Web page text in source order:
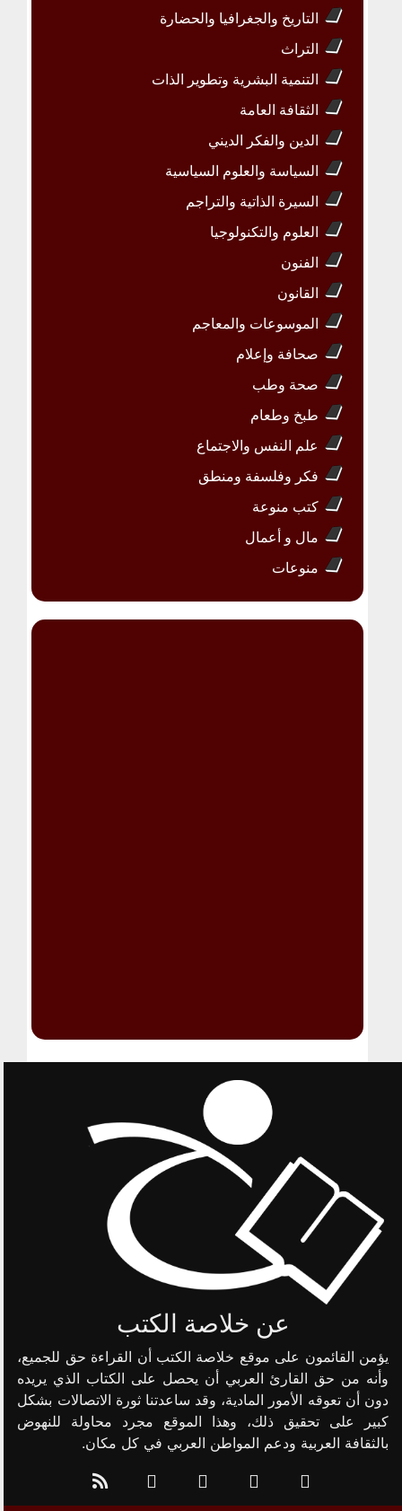
التاريخ والجغرافيا والحضارة
التراث
التنمية البشرية وتطوير الذات
الثقافة العامة
الدين والفكر الديني
السياسة والعلوم السياسية
السيرة الذاتية والتراجم
العلوم والتكنولوجيا
الفنون
القانون
الموسوعات والمعاجم
صحافة وإعلام
صحة وطب
طبخ وطعام
علم النفس والاجتماع
فكر وفلسفة ومنطق
كتب منوعة
مال و أعمال
منوعات
عن خلاصة الكتب
يؤمن القائمون على موقع خلاصة الكتب أن القراءة حق للجميع،
وأنه من حق القارئ العربي أن يحصل على الكتاب الذي يريده
دون أن تعوقه الأمور المادية، وقد ساعدتنا ثورة الاتصالات بشكل
كبير على تحقيق ذلك، وهذا الموقع مجرد محاولة للنهوض
بالثقافة العربية ودعم المواطن العربي في كل مكان.